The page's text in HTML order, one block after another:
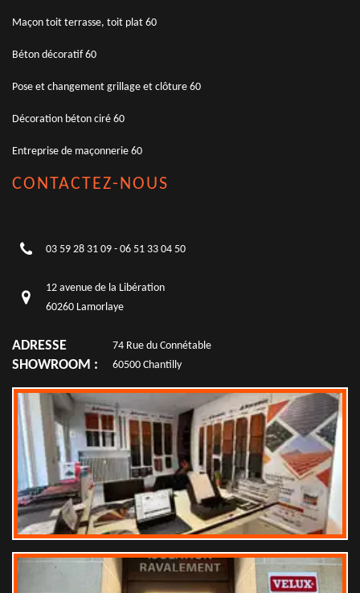
Maçon toit terrasse, toit plat 60
Béton décoratif 60
Pose et changement grillage et clôture 60
Décoration béton ciré 60
Entreprise de maçonnerie 60
CONTACTEZ-NOUS
03 59 28 31 09 - 06 51 33 04 50
12 avenue de la Libération
60260 Lamorlaye
ADRESSE
SHOWROOM :
74 Rue du Connétable
60500 Chantilly